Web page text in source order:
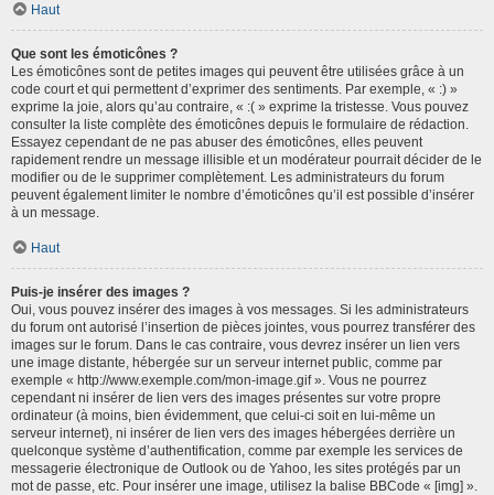
Haut
Que sont les émoticônes ?
Les émoticônes sont de petites images qui peuvent être utilisées grâce à un
code court et qui permettent d’exprimer des sentiments. Par exemple, « :) »
exprime la joie, alors qu’au contraire, « :( » exprime la tristesse. Vous pouvez
consulter la liste complète des émoticônes depuis le formulaire de rédaction.
Essayez cependant de ne pas abuser des émoticônes, elles peuvent
rapidement rendre un message illisible et un modérateur pourrait décider de le
modifier ou de le supprimer complètement. Les administrateurs du forum
peuvent également limiter le nombre d’émoticônes qu’il est possible d’insérer
à un message.
Haut
Puis-je insérer des images ?
Oui, vous pouvez insérer des images à vos messages. Si les administrateurs
du forum ont autorisé l’insertion de pièces jointes, vous pourrez transférer des
images sur le forum. Dans le cas contraire, vous devrez insérer un lien vers
une image distante, hébergée sur un serveur internet public, comme par
exemple « http://www.exemple.com/mon-image.gif ». Vous ne pourrez
cependant ni insérer de lien vers des images présentes sur votre propre
ordinateur (à moins, bien évidemment, que celui-ci soit en lui-même un
serveur internet), ni insérer de lien vers des images hébergées derrière un
quelconque système d’authentification, comme par exemple les services de
messagerie électronique de Outlook ou de Yahoo, les sites protégés par un
mot de passe, etc. Pour insérer une image, utilisez la balise BBCode « [img] ».